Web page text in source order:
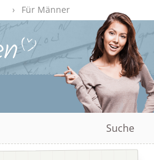
Für Männer
Suche